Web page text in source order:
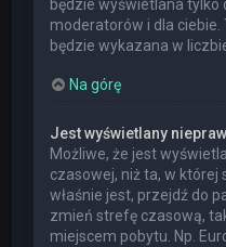
będzie wyświetlana tylko
moderatorów i dla
będzie wykazana w
Na górę
Jest wyświetlany
Możliwe, że jest
czasowej, niż ta, w której
właśnie jest, przejdź do
zmień strefę czasową,
miejscem pobytu. Np.